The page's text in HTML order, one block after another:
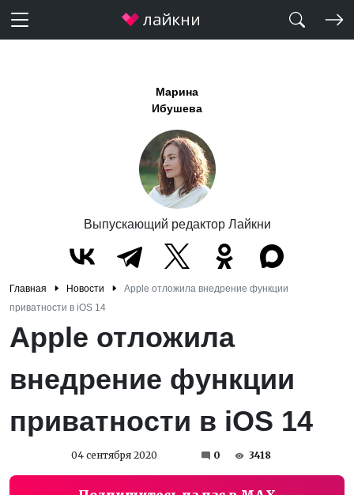
Марина
Ибушева
Выпускающий редактор Лайкни
Главная Новости
Apple отложила внедрение функции
приватности в iOS 14
Apple отложила
внедрение функции
приватности в iOS 14
04 сентября 2020 0 3418